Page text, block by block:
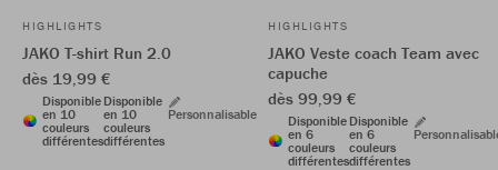
HIGHLIGHTS
JAKO T-shirt Run 2.0
dès 19,99 €
Disponible
en 10
couleurs
différentes
Disponible
en 10
couleurs
différentes
Personnalisable
HIGHLIGHTS
JAKO Veste coach Team avec
capuche
dès 99,99 €
Disponible
en 6
couleurs
différentes
Disponible
en 6
couleurs
différentes